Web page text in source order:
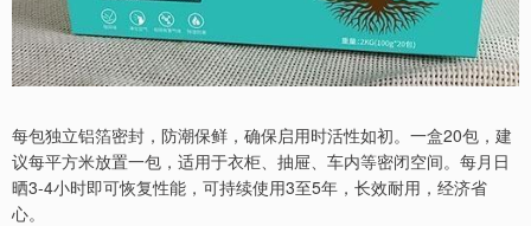
每包独立铝箔密封，防潮保鲜，确保启用时活性如初。一盒20包，建
议每平方米放置一包，适用于衣柜、抽屉、车内等密闭空间。每月日
晒3-4小时即可恢复性能，可持续使用3至5年，长效耐用，经济省
心。